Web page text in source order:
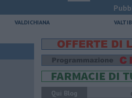
VALDICHIANA
Qui Blog